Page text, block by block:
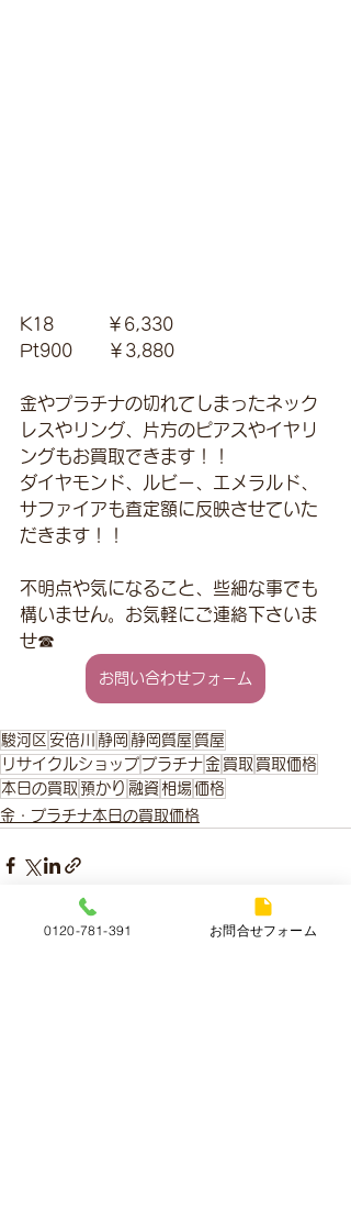
K18　　　￥6,330
Pt900　　￥3,880
金やプラチナの切れてしまったネック
レスやリング、片方のピアスやイヤリ
ングもお買取できます！！
ダイヤモンド、ルビー、エメラルド、
サファイアも査定額に反映させていた
だきます！！
不明点や気になること、些細な事でも
構いません。お気軽にご連絡下さいま
せ☎
お問い合わせフォーム
駿河区 安倍川 静岡 静岡質屋 質屋
リサイクルショップ プラチナ 金 買取 買取価格
本日の買取 預かり 融資相場 価格
金・プラチナ本日の買取価格
0120-781-391 お問合せフォーム